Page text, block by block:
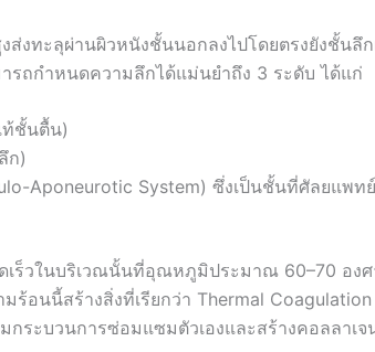
ส่งทะลุผ่านผิวหนังชั้นนอกลงไปโดยตรงยังชั้นลึก
รถกำหนดความลึกได้แม่นยำถึง 3 ระดับ ได้แก่
ชั้นตื้น)
ก)
Aponeurotic System) ซึ่งเป็นชั้นที่ศัลยแพทย์
เร็วในบริเวณนั้นที่อุณหภูมิประมาณ 60–70 องศ
ร้อนนี้สร้างสิ่งที่เรียกว่า Thermal
กระบวนการซ่อมแซมตัวเองและสร้างคอลลาเจ